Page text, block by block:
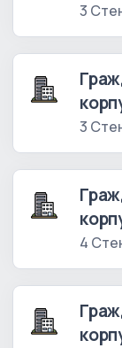
3
3
4